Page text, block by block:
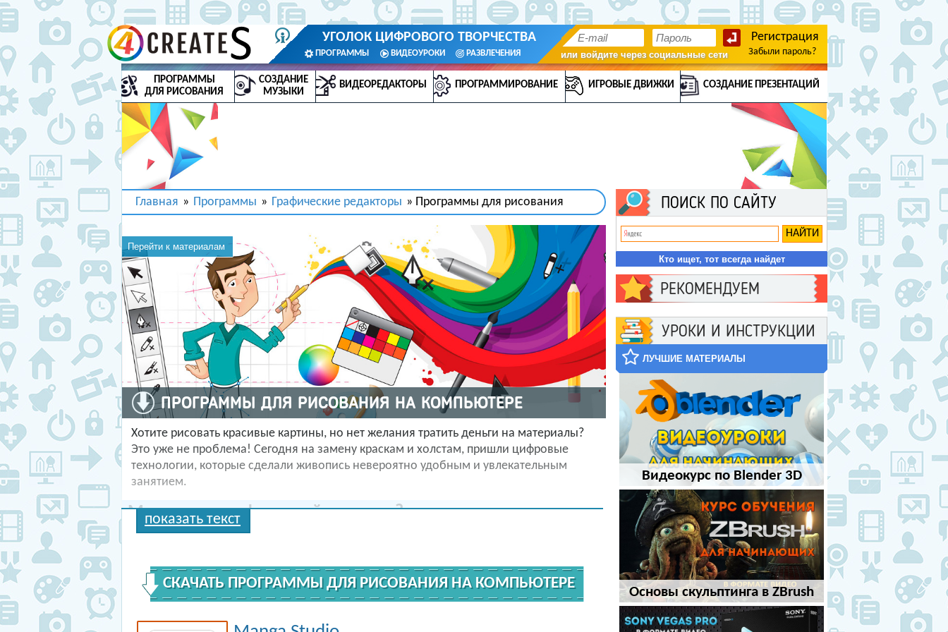
УГОЛОК ЦИФРОВОГО ТВОРЧЕСТВА
ПРОГРАММЫ ВИДЕОУРОКИ РАЗВЛЕЧЕНИЯ
Регистрация
Забыли пароль?
или войдите через социальные сети
ПРОГРАММЫ
ДЛЯ РИСОВАНИЯ
СОЗДАНИЕ
МУЗЫКИ
ВИДЕОРЕДАКТОРЫ ПРОГРАММИРОВАНИЕ ИГРОВЫЕ ДВИЖКИ СОЗДАНИЕ ПРЕЗЕНТАЦИЙ
Главная » Программы » Графические редакторы » Программы для рисования
Перейти к материалам
ПРОГРАММЫ ДЛЯ РИСОВАНИЯ НА КОМПЬЮТЕРЕ
Хотите рисовать красивые картины, но нет желания тратить деньги на материалы?
Это уже не проблема! Сегодня на замену краскам и холстам, пришли цифровые
технологии, которые сделали живопись невероятно удобным и увлекательным
занятием.
Мышь или графический планшет?
работать с графическим планшетом. Если же вы еще не умеете рисовать, то можно
без проблем начинать с компьютерной мыши.
показать текст
СКАЧАТЬ ПРОГРАММЫ ДЛЯ РИСОВАНИЯ НА КОМПЬЮТЕРЕ
ПОИСК ПО САЙТУ
Кто ищет, тот всегда найдет
РЕКОМЕНДУЕМ
УРОКИ И ИНСТРУКЦИИ
ЛУЧШИЕ МАТЕРИАЛЫ
Видеокурс по Blender 3D
Основы скульптинга в ZBrush